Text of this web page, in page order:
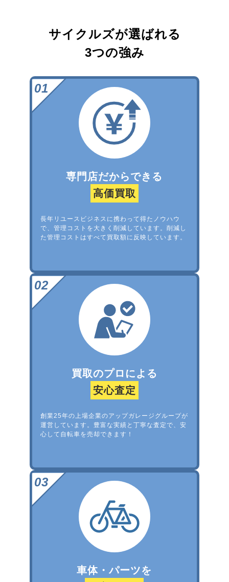
サイクルズが選ばれる
3つの強み
専門店だからできる
高価買取
長年リユースビジネスに携わって得たノウハウ
で、管理コストを大きく削減しています。削減し
た管理コストはすべて買取額に反映しています。
買取のプロによる
安心査定
創業25年の上場企業のアップガレージグループが
運営しています。豊富な実績と丁寧な査定で、安
心して自転車を売却できます！
車体・パーツを